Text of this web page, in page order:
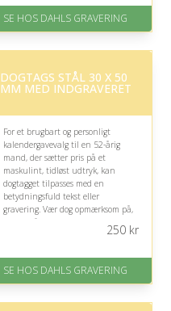
Gratis fragt
på 4.8 ud af 5
SE HOS DAHLS GRAVERING
DOGTAGS STÅL 30 X 50
MM MED INDGRAVERET
For et brugbart og personligt
kalendergavevalg til en 52-årig
mand, der sætter pris på et
maskulint, tidløst udtryk, kan
dogtagget tilpasses med en
betydningsfuld tekst eller
gravering. Vær dog opmærksom på,
at den rå stil ikke nødvendigvis
passer til hans øvrige smykker.
På lager
Levering: 2-3 dage
på 4.8 ud af 5
250kr
SE HOS DAHLS GRAVERING